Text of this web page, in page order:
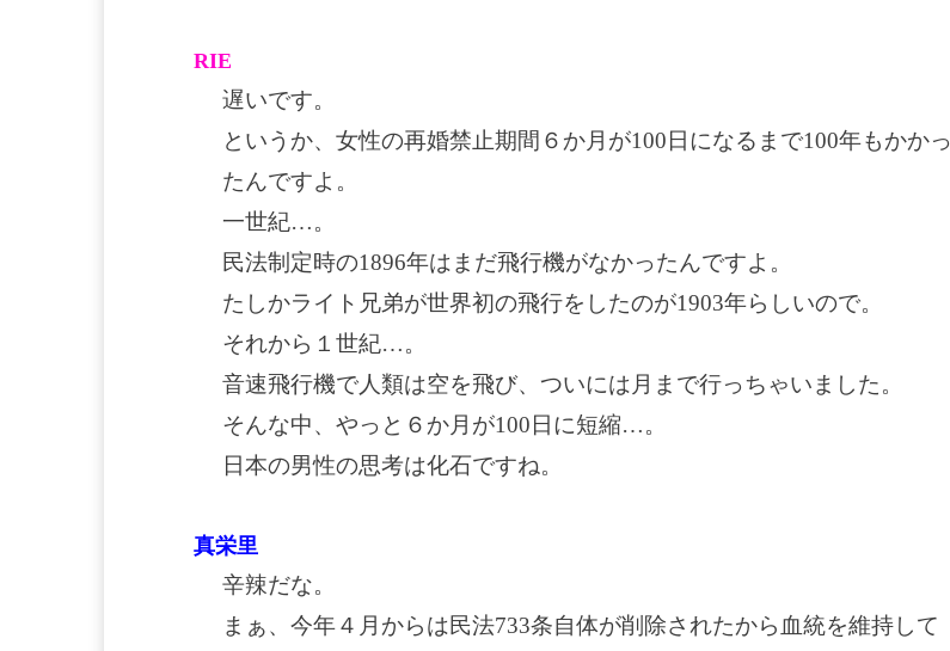
RIE
遅いです。
というか、女性の再婚禁止期間６か月が100日になるまで100年もかかっ
たんですよ。
一世紀…。
民法制定時の1896年はまだ飛行機がなかったんですよ。
たしかライト兄弟が世界初の飛行をしたのが1903年らしいので。
それから１世紀…。
音速飛行機で人類は空を飛び、ついには月まで行っちゃいました。
そんな中、やっと６か月が100日に短縮…。
日本の男性の思考は化石ですね。
真栄里
辛辣だな。
まぁ、今年４月からは民法733条自体が削除されたから血統を維持して